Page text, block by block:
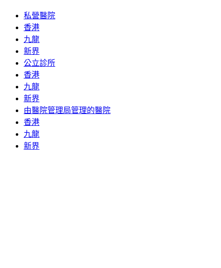
私營醫院
香港
九龍
新界
公立診所
香港
九龍
新界
由醫院管理局管理的醫院
香港
九龍
新界